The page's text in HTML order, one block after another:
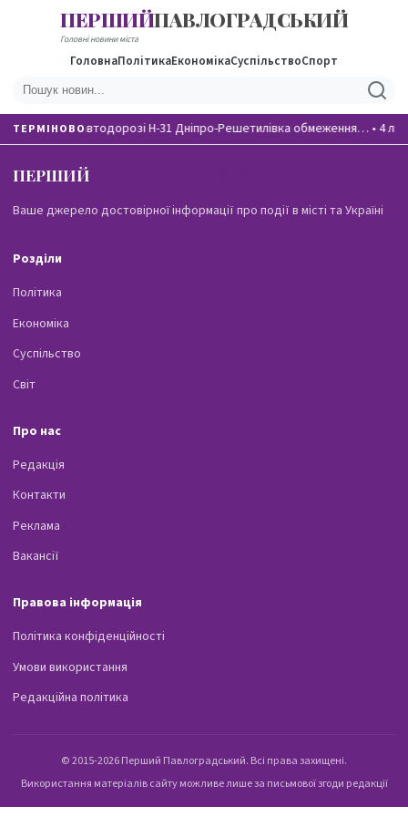
ПЕРШИЙПАВЛОГРАДСЬКИЙ
Головні новини міста
ГоловнаПолітикаЕкономікаСуспільствоСпорт
ТЕРМІНОВОНа автодорозі Н-31 Дніпро-Решетилівка обмеження… •4
ПЕРШИЙ
Ваше джерело достовірної інформації про події в місті та Україні
Розділи
Політика
Економіка
Суспільство
Світ
Про нас
Редакція
Контакти
Реклама
Вакансії
Правова інформація
Політика конфіденційності
Умови використання
Редакційна політика
© 2015-2026 Перший Павлоградський. Всі права захищені.
Використання матеріалів сайту можливе лише за письмової згоди редакції